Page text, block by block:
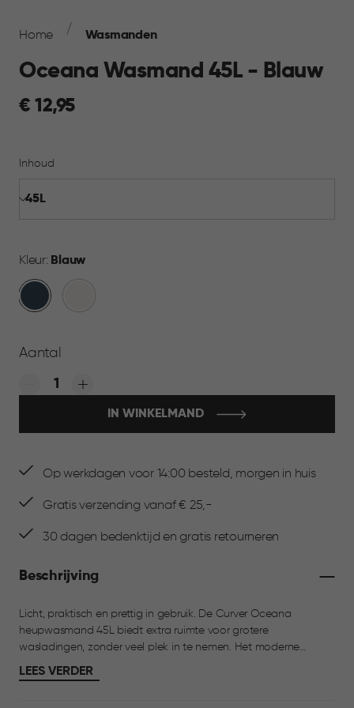
Navigation
Home Wasmanden
Oceana Wasmand 45L - Blauw
€
€ 12,95
Inhoud
Kleur: Blauw
Blauw
Aantal
Quantity:
IN WINKELMAND
Op werkdagen voor 14:00 besteld, morgen in huis
Gratis verzending vanaf € 25,-
30 dagen bedenktijd en gratis retourneren
Beschrijving
Licht, praktisch en prettig in gebruik. De Curver Oceana
heupwasmand 45L biedt extra ruimte voor grotere
wasladingen, zonder veel plek in te nemen. Het moderne
design past moeiteloos in badkamer of slaapkamer. De
ventilatieopeningen zorgen voor frisse was en dankzij de
LEES VERDER